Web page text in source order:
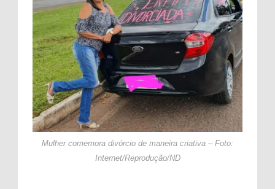
Mulher comemora divórcio de maneira criativa – Foto:
Internet/Reprodução/ND